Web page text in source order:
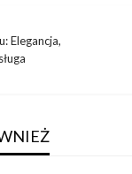
Elegancja,